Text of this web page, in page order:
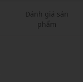
Đánh giá sản
phẩm